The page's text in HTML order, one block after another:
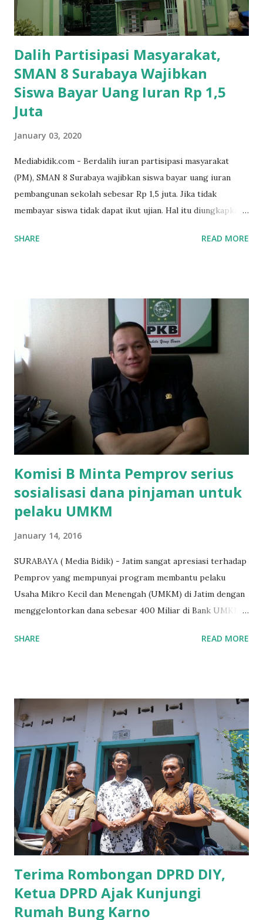
Dalih Partisipasi Masyarakat,
SMAN 8 Surabaya Wajibkan
Siswa Bayar Uang Iuran Rp 1,5
Juta
January 03, 2020
Mediabidik.com - Berdalih iuran partisipasi masyarakat
(PM), SMAN 8 Surabaya wajibkan siswa bayar uang iuran
pembangunan sekolah sebesar Rp 1,5 juta. Jika tidak
membayar siswa tidak dapat ikut ujian. Hal itu diungkapkan
SMAN 8 Jalan Iskandar Muda Surabaya mengatakan, ada
Mujib menambahkan, akhirnya terpaksa ortu nya pinjam
uang tetangga 500 ribu, agar anaknya bisa ikut ujian.
"Kasihan dia sudah tidak punya ayah, ibunya saudara saya,
kerja sebagai pembantu rumah tangga. Tolong dibantu mas,
agar uang bisa kembali,"ungkapnya. Perihal adanya
penarikan uang iuran untuk pembangunan gedung sekolah,
dibenarkan oleh Atika Fadhilah siswa kelas XI saat
diwawancarai. "Benar, bilangnya wajib Rp 1,5 juta dan waktu
terakh...
SHARE READ MORE
Komisi B Minta Pemprov serius
sosialisasi dana pinjaman untuk
pelaku UMKM
January 14, 2016
SURABAYA ( Media Bidik) - Jatim sangat apresiasi terhadap
Pemprov yang mempunyai program membantu pelaku
Usaha Mikro Kecil dan Menengah (UMKM) di Jatim dengan
menggelontorkan dana sebesar 400 Miliar di Bank UMKM
UMKM di Jatim. Namun Chusainuddin,S.Sos Anggota Komisi
yang sebenarnya ada dana pinjaman lunak untuk mereka. "
Ketika saya menjalankan Reses di Blitar,Kediri dan
Tulungagung , banyak masyarakat sana tak mengetahui ada
dana pinjaman lunak di Bank UMKM untuk para pelaku
UMKM, karena sebenarnya jika Pemprov serius
memberikan sosialisasi sampai ke tingkat desa,maka saya
yakin masyarakat sangat senang sekali," ucap pria yang
akrab dipanggil Gus Udin tersebut. Apalagi menyambut
MEA, seharusnya pelaku UMKM sudah mengerti kalau ada
dana pinjaman unt...
SHARE READ MORE
Terima Rombongan DPRD DIY,
Ketua DPRD Ajak Kunjungi
Rumah Bung Karno